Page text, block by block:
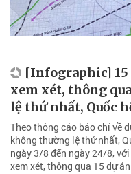
[Infographic] 15
xem xét, thông
lệ thứ nhất, Quốc
Theo thông cáo báo chí về
không thường lệ thứ nhất,
ngày 3/8 đến ngày 24/8,
xem xét, thông qua 15 dự